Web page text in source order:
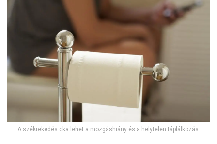
A székrekedés oka lehet a mozgáshiány és a helytelen táplálkozás.